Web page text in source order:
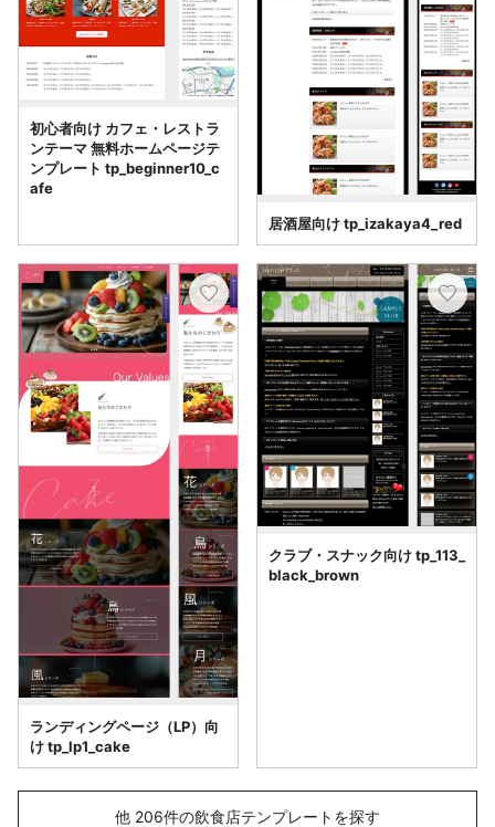
初心者向け カフェ・レストラ
ンテーマ 無料ホームページテ
ンプレート tp_beginner10_c
afe
居酒屋向け tp_izakaya4_red
ランディングページ（LP）向
け tp_lp1_cake
クラブ・スナック向け tp_113_
black_brown
他 206件の飲食店テンプレートを探す